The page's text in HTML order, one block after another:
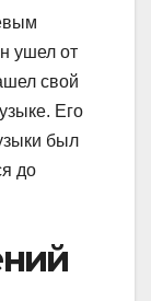
ушел от
свой
Его
был
до